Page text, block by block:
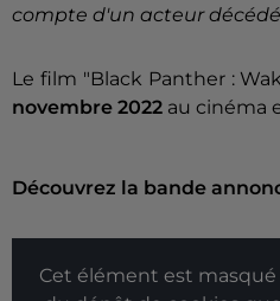
compte d'un acteur
Le film "Black Panther :
novembre 2022 au cinéma
Découvrez la bande
Cet élément est